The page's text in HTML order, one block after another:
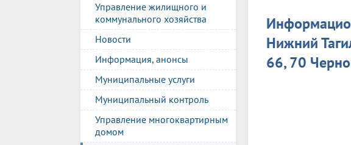
Управление жилищного и
коммунального хозяйства
Новости
Информация, анонсы
Муниципальные услуги
Муниципальный контроль
Управление многоквартирным
домом
Нижний
66, 70